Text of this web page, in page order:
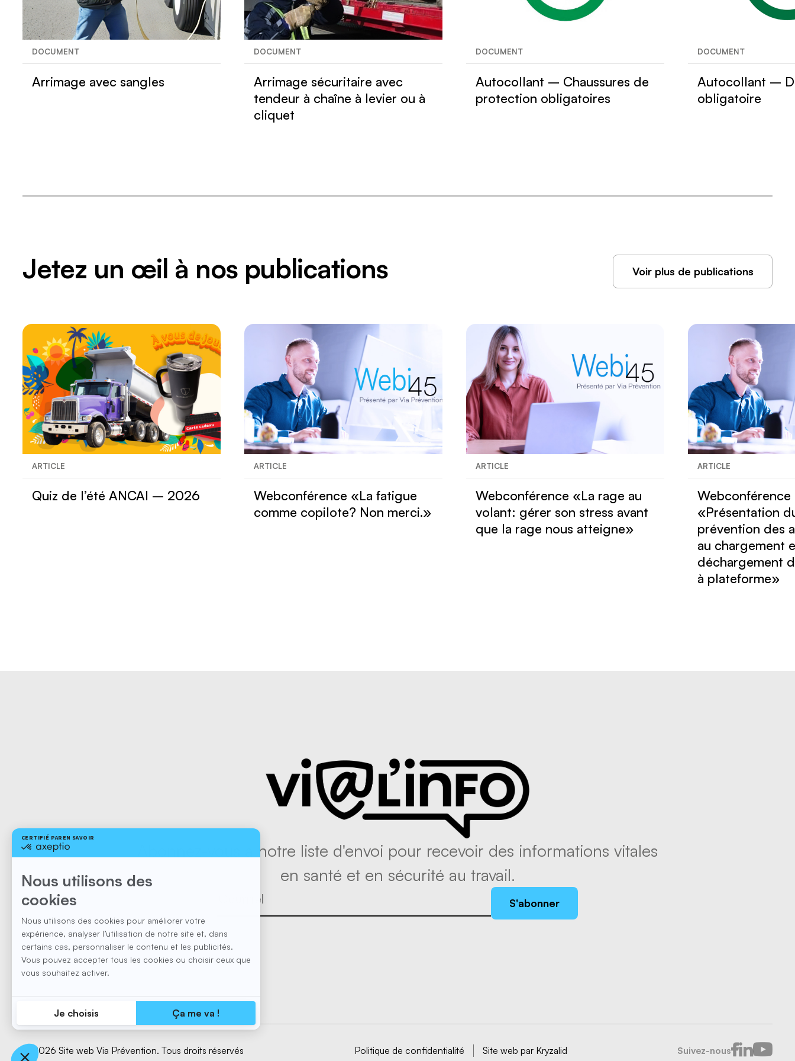
DOCUMENT
Arrimage avec sangles
DOCUMENT
Arrimage sécuritaire avec
tendeur à chaîne à levier ou à
cliquet
DOCUMENT
Autocollant – Chaussures de
protection obligatoires
DOCUMENT
Autocollant –
obligatoire
Jetez un œil à nos publications Voir plus de publications
ARTICLE
Quiz de l’été ANCAI – 2026
ARTICLE
Webconférence «La fatigue
comme copilote? Non merci.»
ARTICLE
Webconférence «La rage au
volant: gérer son stress avant
que la rage nous atteigne»
ARTICLE
Webconférence
«Présentation
prévention des
au chargement
déchargement
à plateforme»
Abonnez-vous à notre liste d'envoi pour recevoir des informations vitales
en santé et en sécurité au travail.
S'abonner
© 2026 Site web Via Prévention. Tous droits réservés Politique de confidentialité Site web par Kryzalid Suivez-nous